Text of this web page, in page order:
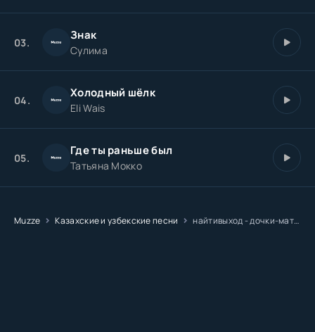
03. Знак
Сулима
04. Холодный шёлк
Eli Wais
05. Где ты раньше был
Татьяна Мокко
Muzze Казахские и узбекские песни найтивыход - дочки-матери